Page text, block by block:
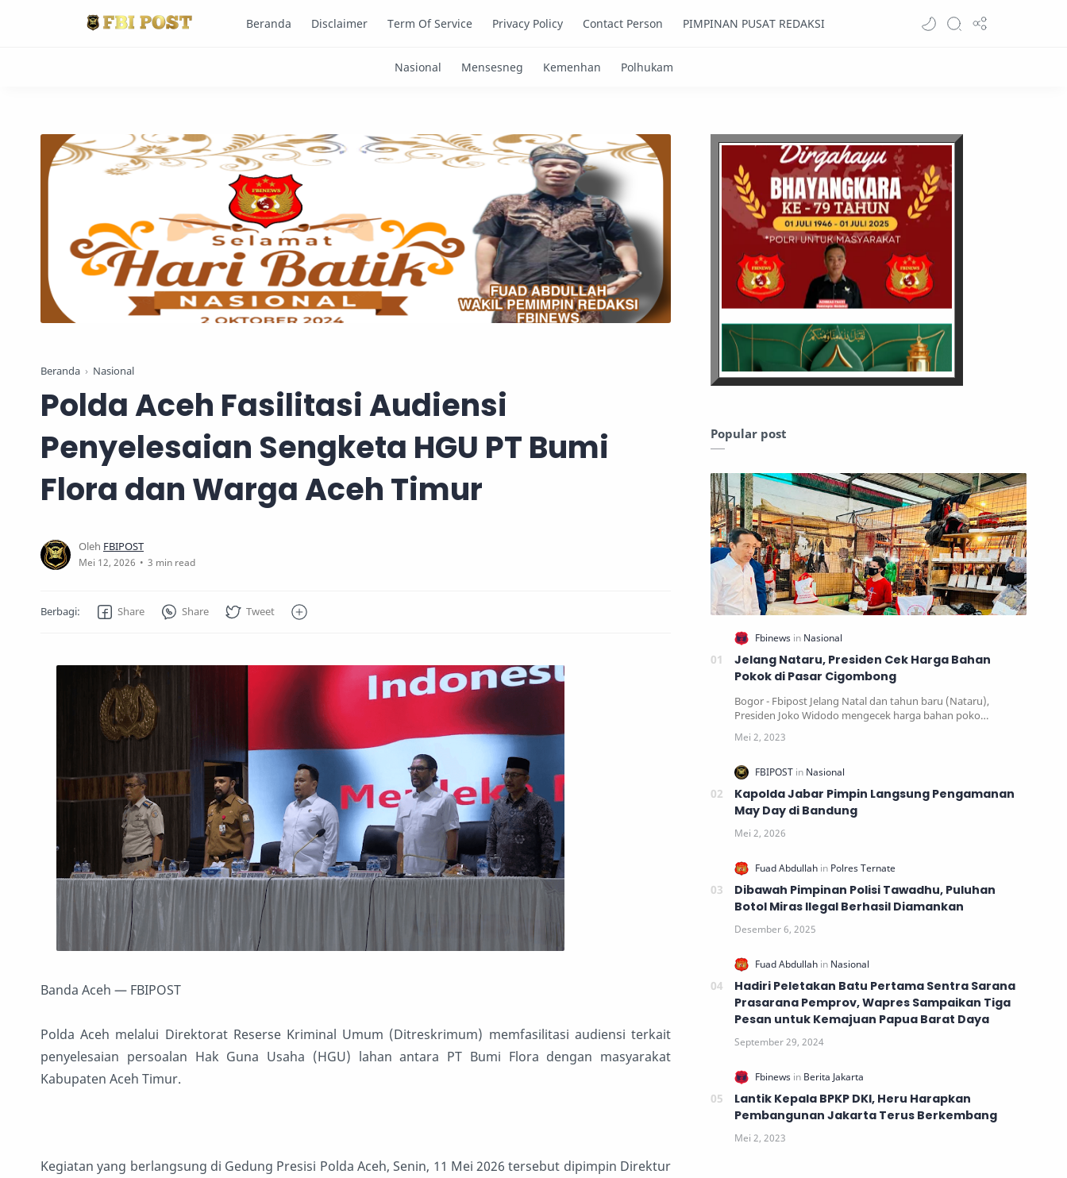
Beranda Disclaimer Term Of Service Privacy Policy Contact Person PIMPINAN PUSAT REDAKSI
Beranda Nasional
Polda Aceh Fasilitasi Audiensi
Penyelesaian Sengketa HGU PT Bumi
Flora dan Warga Aceh Timur
3 min read
Banda Aceh — FBIPOST
Polda Aceh melalui Direktorat Reserse Kriminal Umum (Ditreskrimum) memfasilitasi audiensi terkait
penyelesaian persoalan Hak Guna Usaha (HGU) lahan antara PT Bumi Flora dengan masyarakat
Kabupaten Aceh Timur.
Kegiatan yang berlangsung di Gedung Presisi Polda Aceh, Senin, 11 Mei 2026 tersebut dipimpin Direktur
Popular post
Jelang Nataru, Presiden Cek Harga Bahan
Pokok di Pasar Cigombong
Bogor - Fbipost Jelang Natal dan tahun baru (Nataru),
Presiden Joko Widodo mengecek harga bahan poko…
Kapolda Jabar Pimpin Langsung Pengamanan
May Day di Bandung
Dibawah Pimpinan Polisi Tawadhu, Puluhan
Botol Miras Ilegal Berhasil Diamankan
Hadiri Peletakan Batu Pertama Sentra Sarana
Prasarana Pemprov, Wapres Sampaikan Tiga
Pesan untuk Kemajuan Papua Barat Daya
Lantik Kepala BPKP DKI, Heru Harapkan
Pembangunan Jakarta Terus Berkembang